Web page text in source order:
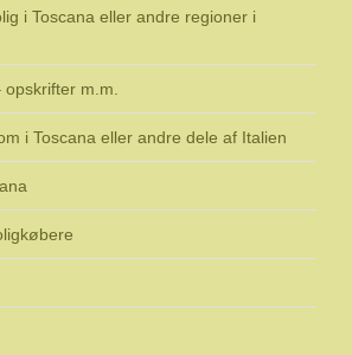
i Toscana eller andre regioner i
opskrifter m.m.
i Toscana eller andre dele af Italien